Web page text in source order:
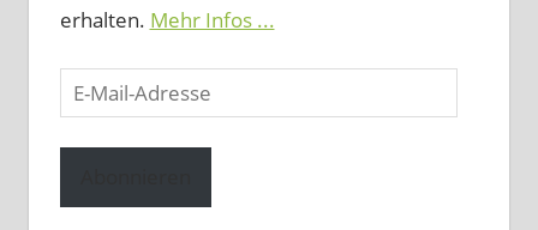
erhalten. Mehr Infos ...
E-
Mail-
Adresse